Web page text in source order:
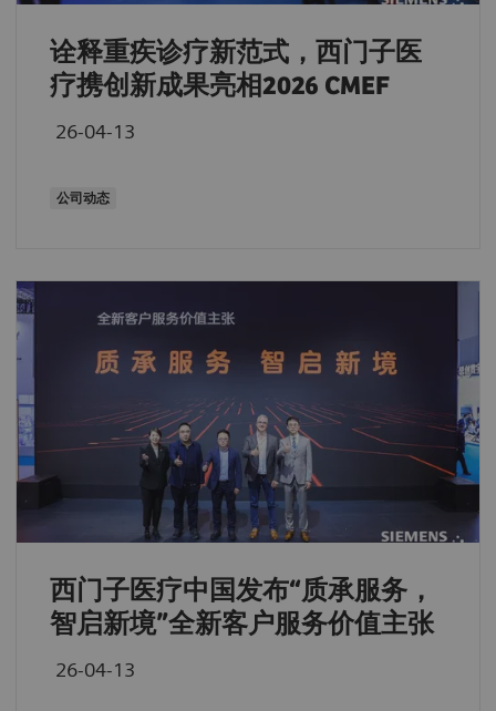
诠释重疾诊疗新范式，西门子医
疗携创新成果亮相2026 CMEF
26-04-13
公司动态
西门子医疗中国发布“质承服务，
智启新境”全新客户服务价值主张
26-04-13